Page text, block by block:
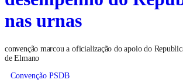
nas urnas
convenção marcou a oficialização do apoio do
de Elmano
Convenção PSDB